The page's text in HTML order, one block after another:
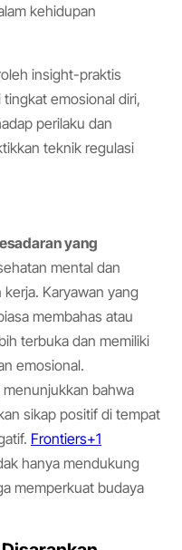
kehidupan
insight-praktis
emosional diri,
perilaku dan
teknik regulasi
yang
mental dan
Karyawan yang
membahas atau
terbuka dan memiliki
emosional.
bahwa
sikap positif di tempat
Frontiers+1
hanya mendukung
memperkuat budaya